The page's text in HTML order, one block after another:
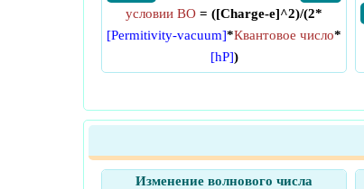
условии BO = ([Charge-e]^2)/(2*
[Permitivity-vacuum]*Квантовое число*
[hP])
Изменение волнового числа